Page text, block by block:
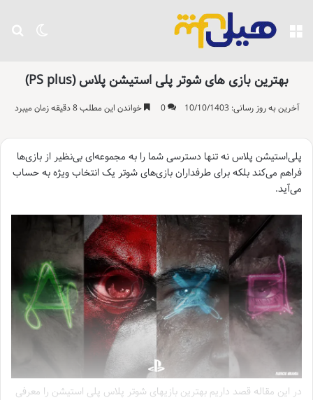
تغییر منو
بهترین بازی های شوتر پلی استیشن پلاس (PS plus)
آخرین به روز رسانی: 10/10/1403 0 خواندن این مطلب 8 دقیقه زمان میبرد
پلی‌استیشن پلاس نه تنها دسترسی شما را به مجموعه‌ای بی‌نظیر از بازی‌ها
فراهم می‌کند بلکه برای طرفداران بازی‌های شوتر یک انتخاب ویژه به حساب
می‌آید.
در این مقاله قصد داریم بهترین بازیهای شوتر پلاس پلی استیشن را معرفی